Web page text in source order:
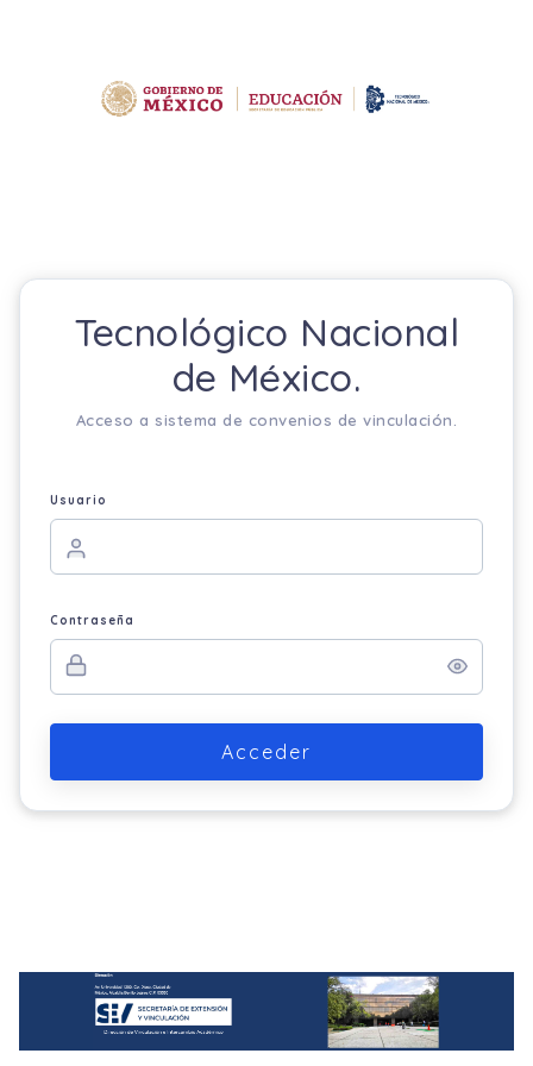
Tecnológico Nacional
de México.
Acceso a sistema de convenios de vinculación.
Usuario
Contraseña
Acceder